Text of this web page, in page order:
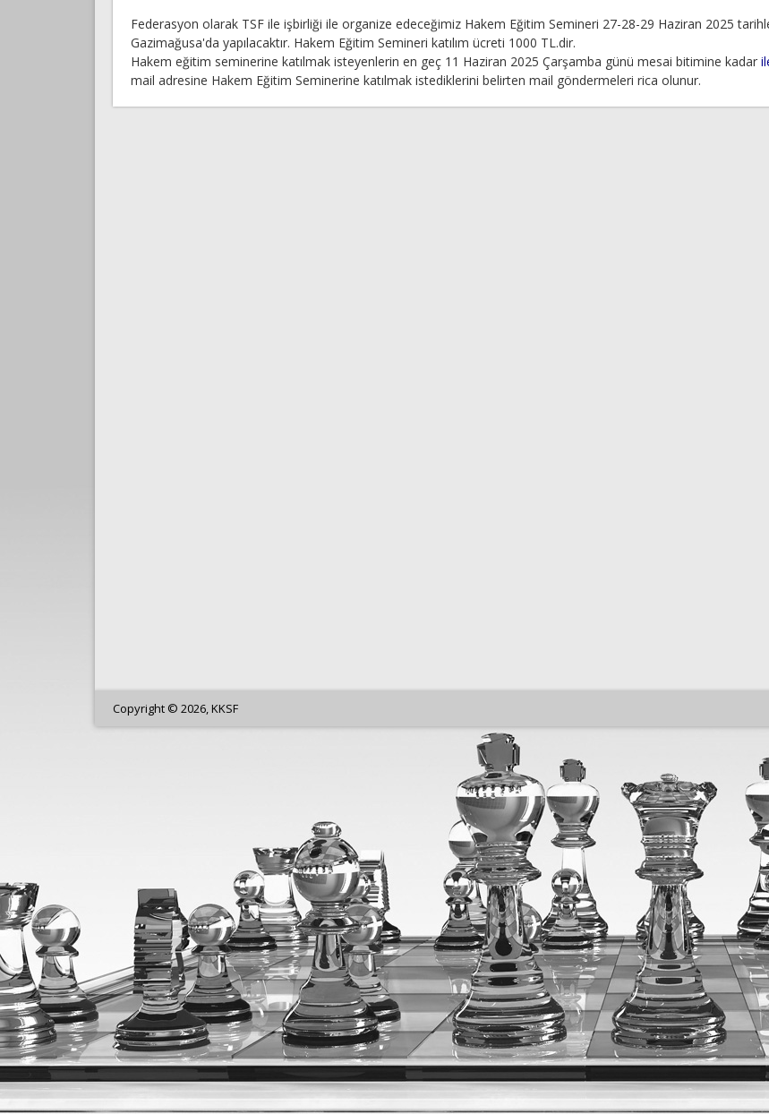
Federasyon olarak TSF ile işbirliği ile organize edeceğimiz Hakem Eğitim Semineri 27-28-29 Haziran 2025
Gazimağusa'da yapılacaktır. Hakem Eğitim Semineri katılım ücreti 1000 TL.dir.
Hakem eğitim seminerine katılmak isteyenlerin en geç 11 Haziran 2025 Çarşamba günü mesai bitimine kadar
mail adresine Hakem Eğitim Seminerine katılmak istediklerini belirten mail göndermeleri rica olunur.
Copyright © 2026, KKSF